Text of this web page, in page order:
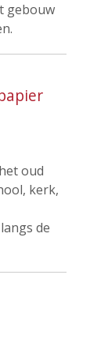
gebouw
oud
kerk,
de